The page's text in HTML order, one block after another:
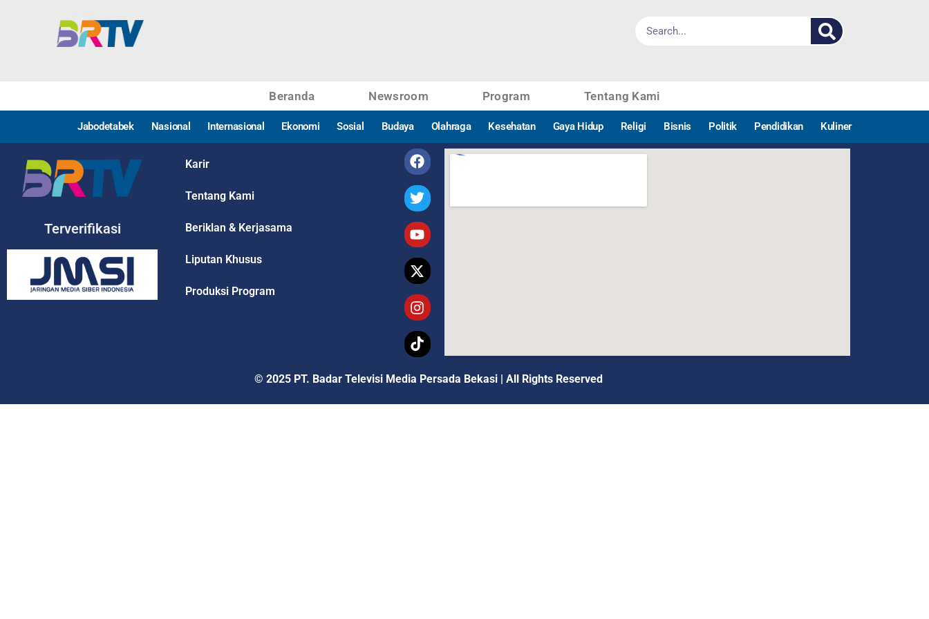
Beranda Newsroom Program Tentang Kami
Jabodetabek Nasional Internasional Ekonomi Sosial Budaya Olahraga Kesehatan Gaya Hidup Religi Bisnis Politik Pendidikan Kuliner
Terverifikasi
Karir
Tentang Kami
Beriklan & Kerjasama
Liputan Khusus
Produksi Program
© 2025 PT. Badar Televisi Media Persada Bekasi | All Rights Reserved